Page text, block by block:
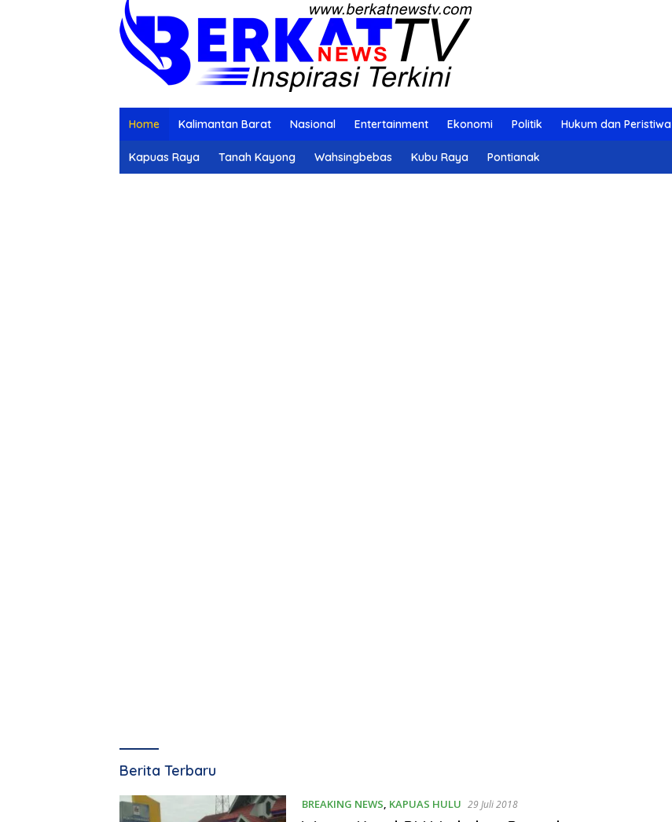
Home Kalimantan Barat Nasional Entertainment Ekonomi Politik Hukum dan Peristiwa
Kapuas Raya Tanah Kayong Wahsingbebas Kubu Raya Pontianak
Berkatnews
Berita Terbaru
BREAKING NEWS, KAPUAS HULU 29 Juli 2018